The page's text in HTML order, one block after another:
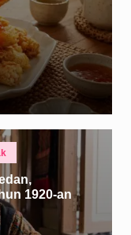
1920-an